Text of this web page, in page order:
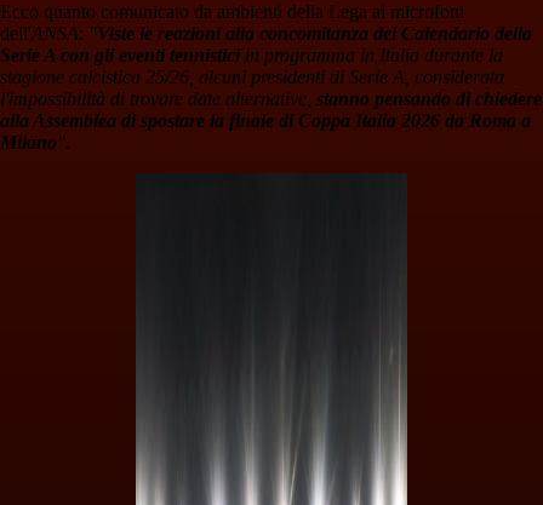
Ecco quanto comunicato da ambienti della Lega ai microfoni
dell'ANSA: "Viste le reazioni alla concomitanza del Calendario della
Serie A con gli eventi tennistici in programma in Italia durante la
stagione calcistica 25/26, alcuni presidenti di Serie A, considerata
l'impossibilità di trovare date alternative, stanno pensando di chiedere
alla Assemblea di spostare la finale di Coppa Italia 2026 da Roma a
Milano".